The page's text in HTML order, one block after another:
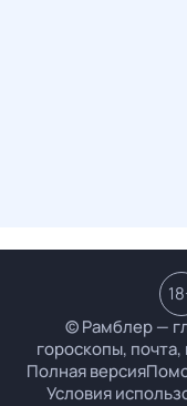
© Рамблер —
гороскопы,
Полная версия
Условия
18